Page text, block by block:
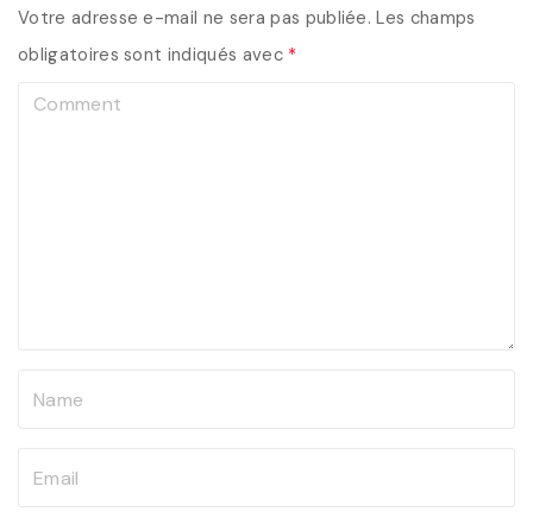
Votre adresse e-mail ne sera pas publiée. Les champs
obligatoires sont indiqués avec *